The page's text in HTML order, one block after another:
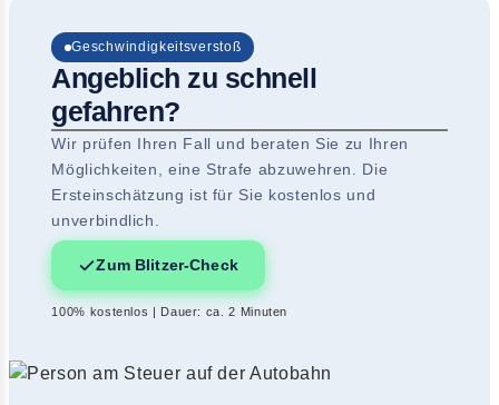
Geschwindigkeitsverstoß
Angeblich zu schnell
gefahren?
Wir prüfen Ihren Fall und beraten Sie zu Ihren
Möglichkeiten, eine Strafe abzuwehren. Die
Ersteinschätzung ist für Sie kostenlos und
unverbindlich.
Zum Blitzer-Check
100% kostenlos | Dauer: ca. 2 Minuten